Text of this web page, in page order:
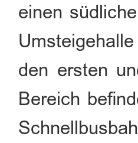
einen
den ersten
Bereich